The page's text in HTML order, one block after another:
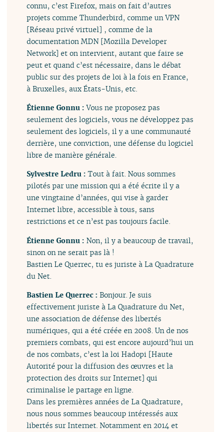
connu, c’est Firefox, mais on fait d’autres
projets comme Thunderbird, comme un VPN
[Réseau privé virtuel] , comme de la
documentation MDN [Mozilla Developer
Network] et on intervient, autant que faire se
peut et quand c’est nécessaire, dans le débat
public sur des projets de loi à la fois en France,
à Bruxelles, aux États-Unis, etc.
Étienne Gonnu :Vous ne proposez pas
seulement des logiciels, vous ne développez pas
seulement des logiciels, il y a une communauté
derrière, une conviction, une défense du logiciel
libre de manière générale.
Sylvestre Ledru :Tout à fait. Nous sommes
pilotés par une mission qui a été écrite il y a
une vingtaine d’années, qui vise à garder
Internet libre, accessible à tous, sans
restrictions et ce n’est pas toujours facile.
Étienne Gonnu :Non, il y a beaucoup de travail,
sinon on ne serait pas là !
Bastien Le Querrec, tu es juriste à La Quadrature
du Net.
Bastien Le Querrec :Bonjour. Je suis
effectivement juriste à La Quadrature du Net,
une association de défense des libertés
numériques, qui a été créée en 2008. Un de nos
premiers combats, qui est encore aujourd’hui un
de nos combats, c’est la loi Hadopi [Haute
Autorité pour la diffusion des œuvres et la
protection des droits sur Internet] qui
criminalise le partage en ligne.
Dans les premières années de La Quadrature,
nous nous sommes beaucoup intéressés aux
libertés sur Internet. Notamment en 2014 et